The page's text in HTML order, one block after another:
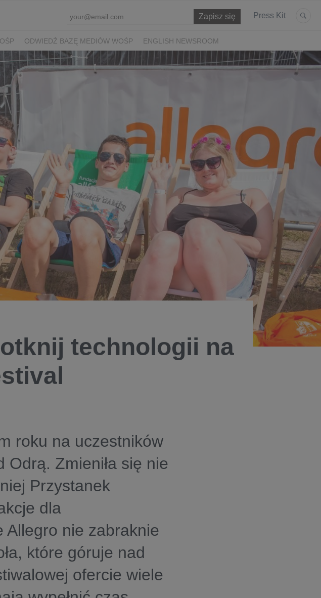
Press Kit
ODWIEDŹ BAZĘ MEDIÓW WOŚP ENGLISH NEWSROOM
technologii na
roku na uczestników
Zmieniła się nie
Przystanek
dla
Allegro nie zabraknie
które góruje nad
ofercie wiele